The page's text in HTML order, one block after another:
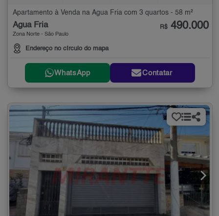
Apartamento à Venda na Água Fria com 3 quartos - 58 m²
Água Fria
Zona Norte - São Paulo
Endereço no círculo do mapa
R$ 490.000
WhatsApp Contatar